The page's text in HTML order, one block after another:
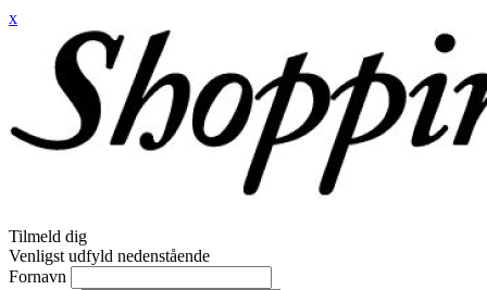
x
Tilmeld dig
Venligst udfyld nedenstående
Fornavn